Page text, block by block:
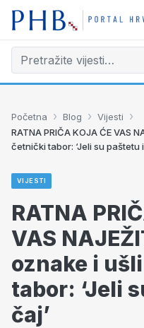
Početna › Blog › Vijesti ›
RATNA PRIČA KOJA ĆE VAS
četnički tabor: ‘Jeli su paštetu
VIJESTI
RATNA
VAS
oznake i
tabor: ‘Jeli
čaj’